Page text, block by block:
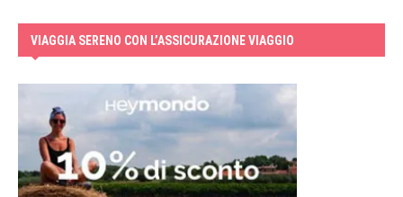
VIAGGIA SERENO CON L’ASSICURAZIONE VIAGGIO